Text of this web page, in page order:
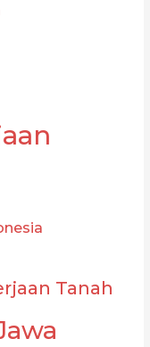
Tanah